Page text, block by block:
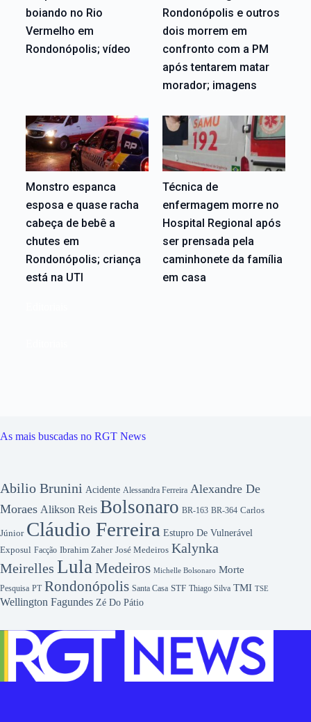
boiando no Rio
Vermelho em
Rondonópolis; vídeo
Rondonópolis e outros
dois morrem em
confronto com a PM
após tentarem matar
morador; imagens
Monstro espanca
esposa e quase racha
cabeça de bebê a
chutes em
Rondonópolis; criança
está na UTI
Técnica de
enfermagem morre no
Hospital Regional após
ser prensada pela
caminhonete da família
em casa
As mais buscadas no RGT News
Abilio Brunini Acidente Alessandra Ferreira Alexandre De
Moraes Alikson Reis Bolsonaro BR-163 BR-364 Carlos
Júnior Cláudio Ferreira Estupro De Vulnerável
Exposul Facção Ibrahim Zaher José Medeiros Kalynka
Meirelles Lula Medeiros Michelle Bolsonaro Morte
Pesquisa PT Rondonópolis Santa Casa STF Thiago Silva TMI TSE
Wellington Fagundes Zé Do Pátio